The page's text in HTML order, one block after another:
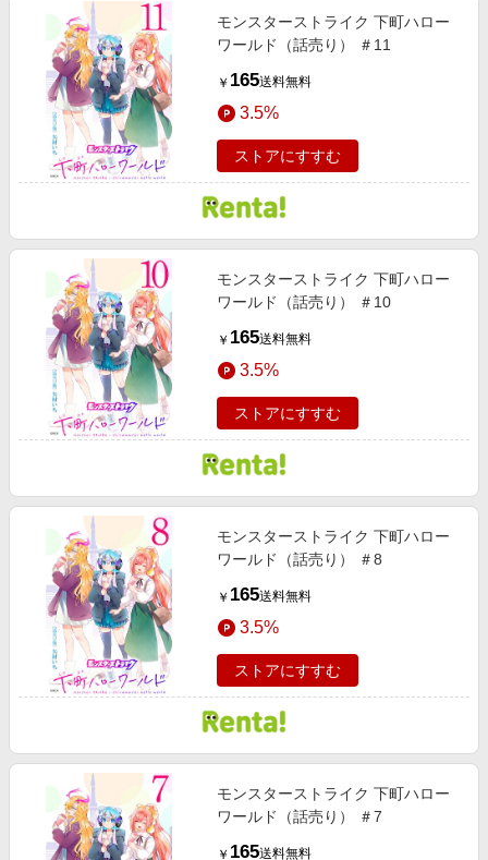
モンスターストライク 下町ハロー
ワールド（話売り） ＃11
￥ 165送料無料
3.5%
ストアにすすむ
モンスターストライク 下町ハロー
ワールド（話売り） ＃10
￥ 165送料無料
3.5%
ストアにすすむ
モンスターストライク 下町ハロー
ワールド（話売り） ＃8
￥ 165送料無料
3.5%
ストアにすすむ
モンスターストライク 下町ハロー
ワールド（話売り） ＃7
￥ 165送料無料